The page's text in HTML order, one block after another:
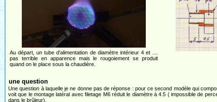
Au départ, un tube d'alimentation de diamètre intérieur 4 et ....
pas terrible en apparence mais le rougoiement se produit
quand on le place sous la chaudière.
une question
Une question à laquelle je ne donne pas de réponse : pour ce second modèle qui
voit que le montage latéral avec filetage M6 réduit le diamètre à 4.5 ( impossible de
dans le brûleur).